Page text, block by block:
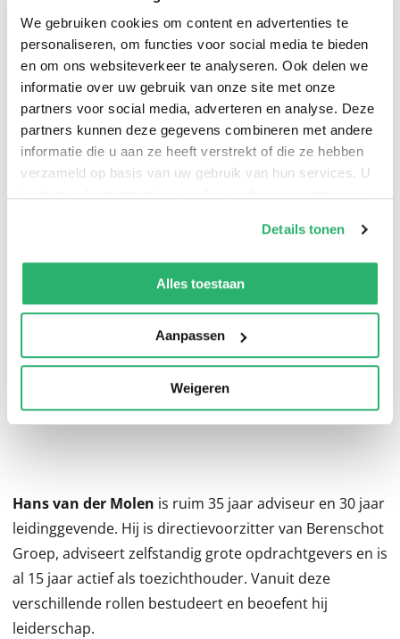
We gebruiken cookies om content en advertenties te
personaliseren, om functies voor social media te bieden
en om ons websiteverkeer te analyseren. Ook delen we
informatie over uw gebruik van onze site met onze
partners voor social media, adverteren en analyse. Deze
partners kunnen deze gegevens combineren met andere
informatie die u aan ze heeft verstrekt of die ze hebben
verzameld op basis van uw gebruik van hun services. U
kunnen ontvangen en verwerken.
Details tonen
Alles toestaan
Aanpassen
Weigeren
maatschappij, met haar opgaven, (geo)politieke
krachten en de kwetsbaarheid van democratieën voor
autocratische leiders. Dit boek biedt handvatten om als
leider in een snel veranderende en complexe omgeving
succesvol te zijn. Het laat zien hoe moderne leiders
economische welvaart én sociaal welzijn van mensen
meewegen in hun beslissingen.
Van der Molen verkent leiderschap langs de assen van
zowel uit eigen ervaring als uit gesprekken met
vooraanstaande wetenschappelijke denkers en leiders
zoals Mariëtte Hamer (Regeringscommissaris), Jacco
Vonhof (MKB-Nederland) en Winnie Sorgdrager
(Minister van Staat) en anderen, zowel vanuit overheid
als bedrijfsleven.
Hans van der Molen is ruim 35 jaar adviseur en 30 jaar
leidinggevende. Hij is directievoorzitter van Berenschot
Groep, adviseert zelfstandig grote opdrachtgevers en is
al 15 jaar actief als toezichthouder. Vanuit deze
verschillende rollen bestudeert en beoefent hij
leiderschap.